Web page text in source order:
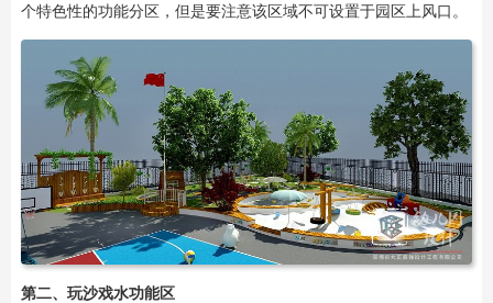
个特色性的功能分区，但是要注意该区域不可设置于园区上风口。
第二、玩沙戏水功能区